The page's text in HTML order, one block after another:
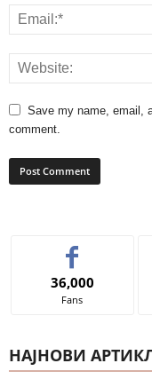
Save my name, email,
comment.
36,000
Fans
НАЈНОВИ